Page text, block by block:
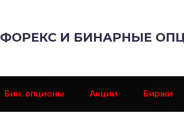
ФОРЕКС И БИНАРНЫЕ
Бин. опционы Акции Биржи